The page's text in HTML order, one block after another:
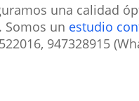
una calidad
Somos un estudio
947328915